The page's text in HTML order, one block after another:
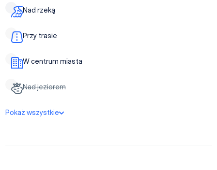
Nad rzeką
Przy trasie
W centrum miasta
Nad jeziorem
Pokaż wszystkie